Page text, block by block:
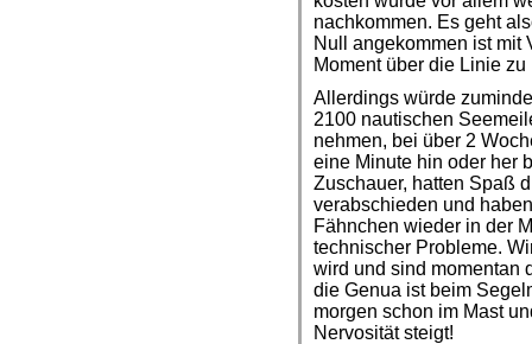
nachkommen. Es geht
Null angekommen ist mit
Moment über die Linie zu
Allerdings würde
2100 nautischen
nehmen, bei über 2
eine Minute hin oder her
Zuschauer, hatten Spaß
verabschieden und
Fähnchen wieder in der
technischer Probleme.
wird und sind momentan
die Genua ist beim
morgen schon im Mast
Nervosität steigt!